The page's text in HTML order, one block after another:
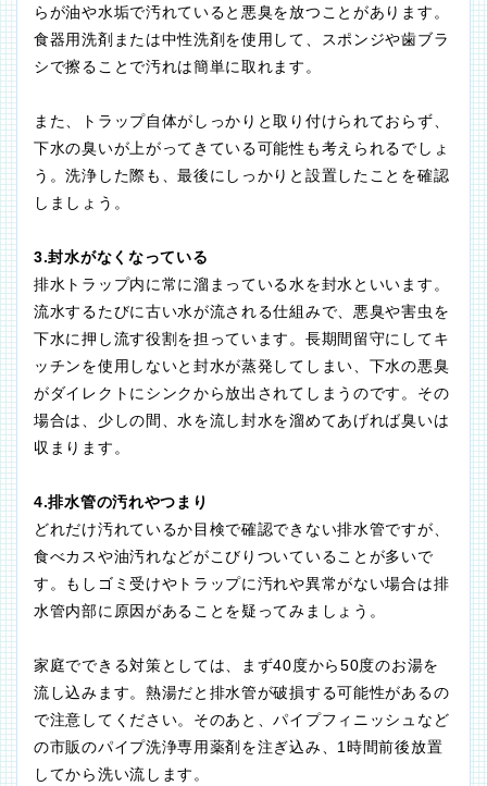
らが油や水垢で汚れていると悪臭を放つことがあります。
食器用洗剤または中性洗剤を使用して、スポンジや歯ブラ
シで擦ることで汚れは簡単に取れます。
また、トラップ自体がしっかりと取り付けられておらず、
下水の臭いが上がってきている可能性も考えられるでしょ
う。洗浄した際も、最後にしっかりと設置したことを確認
しましょう。
3.封水がなくなっている
排水トラップ内に常に溜まっている水を封水といいます。
流水するたびに古い水が流される仕組みで、悪臭や害虫を
下水に押し流す役割を担っています。長期間留守にしてキ
ッチンを使用しないと封水が蒸発してしまい、下水の悪臭
がダイレクトにシンクから放出されてしまうのです。その
場合は、少しの間、水を流し封水を溜めてあげれば臭いは
収まります。
4.排水管の汚れやつまり
どれだけ汚れているか目検で確認できない排水管ですが、
食べカスや油汚れなどがこびりついていることが多いで
す。もしゴミ受けやトラップに汚れや異常がない場合は排
水管内部に原因があることを疑ってみましょう。
家庭でできる対策としては、まず40度から50度のお湯を
流し込みます。熱湯だと排水管が破損する可能性があるの
で注意してください。そのあと、パイプフィニッシュなど
の市販のパイプ洗浄専用薬剤を注ぎ込み、1時間前後放置
してから洗い流します。